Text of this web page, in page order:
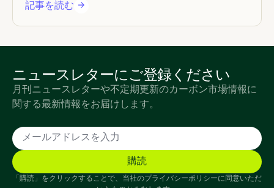
記事を読む
ニュースレターにご登録ください
月刊ニュースレターや不定期更新のカーボン市場情報に
関する最新情報をお届けします。
「購読」をクリックすることで、当社のプライバシーポリシーに同意いただ